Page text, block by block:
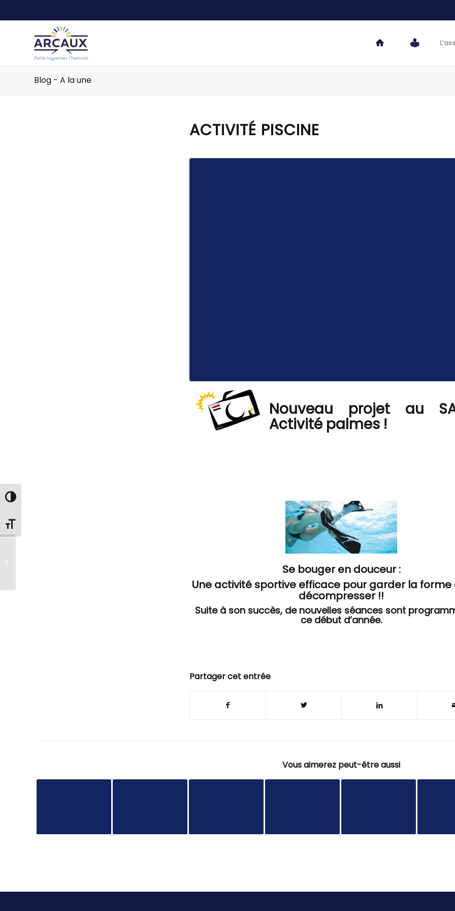
Passer en contraste élevé
Changer la taille de la police
Blog - A la une
ACTIVITÉ PISCINE
Nouveau projet au
Activité palmes !
Se bouger en douceur :
Une activité sportive efficace pour garder la forme
décompresser !!
Suite à son succès, de nouvelles séances sont
ce début d’année.
Partager cet entrée
Vous aimerez peut-être aussi